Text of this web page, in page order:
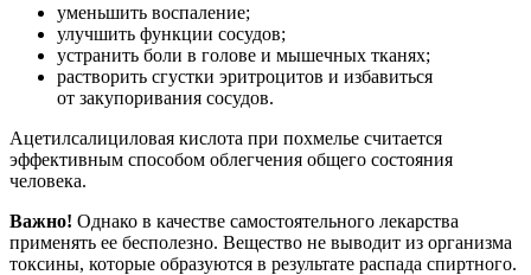
уменьшить воспаление;
улучшить функции сосудов;
устранить боли в голове и мышечных тканях;
растворить сгустки эритроцитов и избавиться
от закупоривания сосудов.
Ацетилсалициловая кислота при похмелье считается
эффективным способом облегчения общего состояния
человека.
Важно! Однако в качестве самостоятельного лекарства
применять ее бесполезно. Вещество не выводит из организма
токсины, которые образуются в результате распада спиртного.